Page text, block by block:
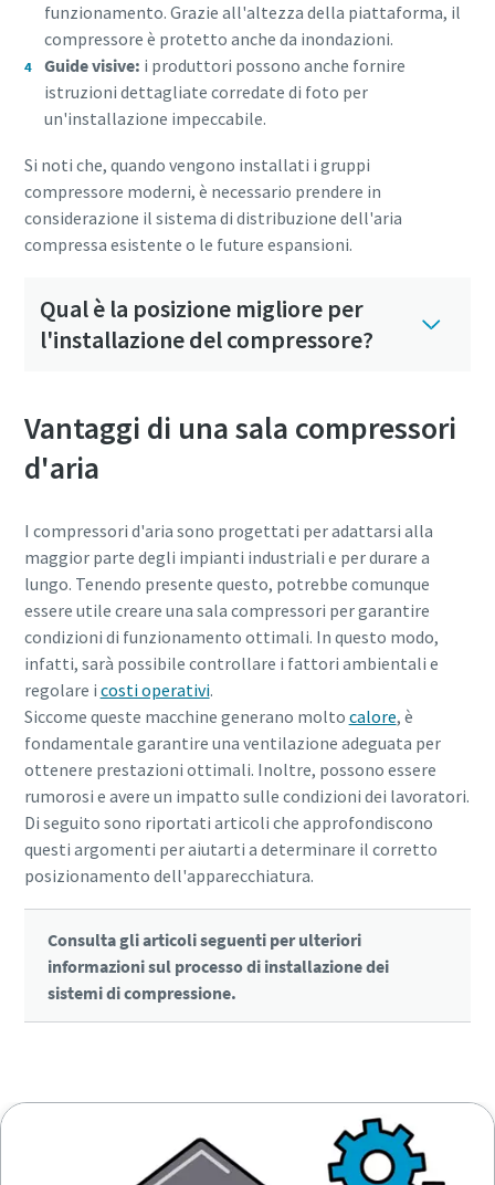
funzionamento. Grazie all'altezza della piattaforma, il
compressore è protetto anche da inondazioni.
Guide visive: i produttori possono anche fornire
istruzioni dettagliate corredate di foto per
un'installazione impeccabile.
Si noti che, quando vengono installati i gruppi
compressore moderni, è necessario prendere in
considerazione il sistema di distribuzione dell'aria
compressa esistente o le future espansioni.
Qual è la posizione migliore per
l'installazione del compressore?
Vantaggi di una sala compressori
d'aria
I compressori d'aria sono progettati per adattarsi alla
maggior parte degli impianti industriali e per durare a
lungo. Tenendo presente questo, potrebbe comunque
essere utile creare una sala compressori per garantire
condizioni di funzionamento ottimali. In questo modo,
infatti, sarà possibile controllare i fattori ambientali e
regolare i costi operativi.
Siccome queste macchine generano molto calore, è
fondamentale garantire una ventilazione adeguata per
ottenere prestazioni ottimali. Inoltre, possono essere
rumorosi e avere un impatto sulle condizioni dei lavoratori.
Di seguito sono riportati articoli che approfondiscono
questi argomenti per aiutarti a determinare il corretto
posizionamento dell'apparecchiatura.
Consulta gli articoli seguenti per ulteriori
informazioni sul processo di installazione dei
sistemi di compressione.